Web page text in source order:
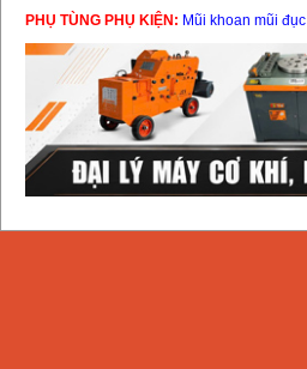
PHỤ TÙNG PHỤ KIỆN: Mũi khoan mũi đục